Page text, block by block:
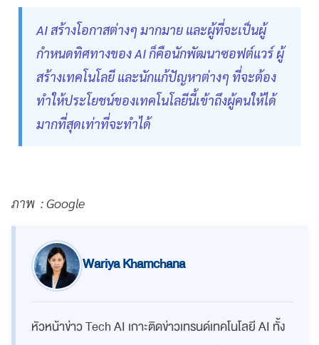
AI สร้างโอกาสต่างๆ มากมาย และผู้ที่จะเป็นผู้
กำหนดทิศทางของ AI ก็คือนักพัฒนาซอฟต์แวร์ ผู้
สร้างเทคโนโลยี และนักแก้ปัญหาต่างๆ ที่จะต้อง
ทำให้ประโยชน์ของเทคโนโลยีนี้เข้าถึงผู้คนให้ได้
มากที่สุดเท่าที่จะทำได้
ภาพ : Google
Wariya Khamchana
หัวหน้าข่าว Tech AI เกาะติดข่าวเทรนด์เทคโนโลยี AI ทั้ง